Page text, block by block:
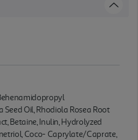
Oil, Rhodiola Rosea Root
Betaine, Inulin, Hydrolyzed
Coco- Caprylate/Caprate,